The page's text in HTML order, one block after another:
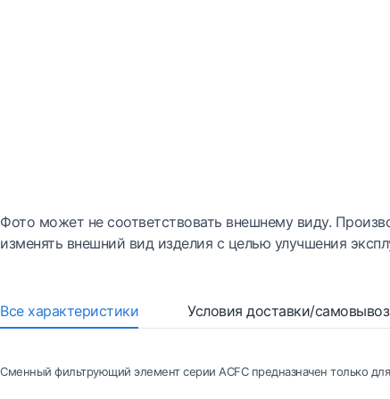
Фото может не соответствовать внешнему виду.
изменять внешний вид изделия с целью улучшения
Все характеристики Условия доставки/
Сменный фильтрующий элемент серии ACFC предназначен только